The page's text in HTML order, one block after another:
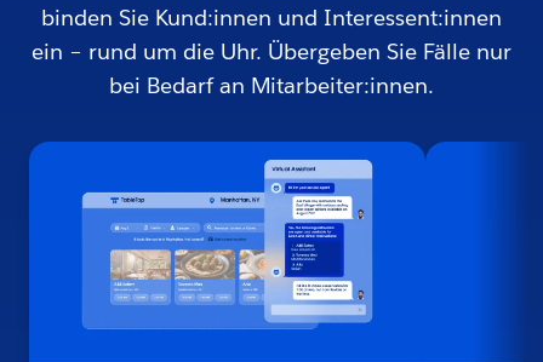
binden Sie Kund:innen und Interessent:innen
ein – rund um die Uhr. Übergeben Sie Fälle nur
bei Bedarf an Mitarbeiter:innen.